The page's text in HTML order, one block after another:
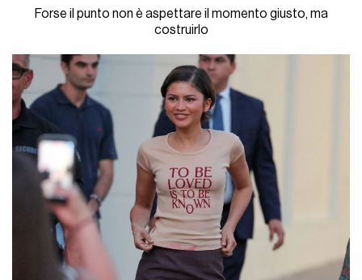
Forse il punto non è aspettare il momento giusto, ma
costruirlo